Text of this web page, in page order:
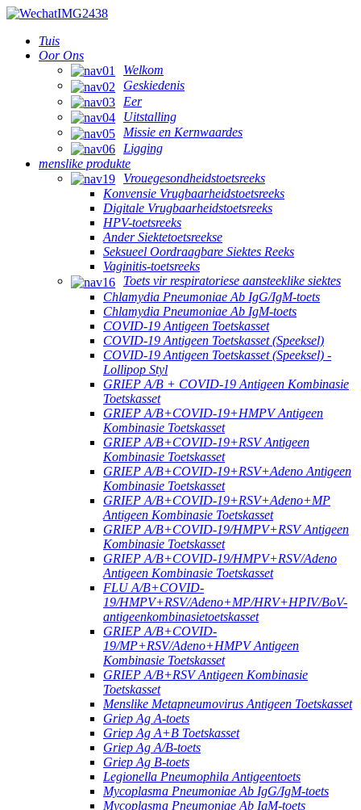
Tuis
Oor Ons
Welkom
Geskiedenis
Eer
Uitstalling
Missie en Kernwaardes
Ligging
menslike produkte
Vrouegesondheidstoetsreeks
Konvensie Vrugbaarheidstoetsreeks
Digitale Vrugbaarheidstoetsreeks
HPV-toetsreeks
Ander Siektetoetsreekse
Seksueel Oordraagbare Siektes Reeks
Vaginitis-toetsreeks
Toets vir respiratoriese aansteeklike siektes
Chlamydia Pneumoniae Ab IgG/IgM-toets
Chlamydia Pneumoniae Ab IgM-toets
COVID-19 Antigeen Toetskasset
COVID-19 Antigeen Toetskasset (Speeksel)
COVID-19 Antigeen Toetskasset (Speeksel) -
Lollipop Styl
GRIEP A/B + COVID-19 Antigeen Kombinasie
Toetskasset
GRIEP A/B+COVID-19+HMPV Antigeen
Kombinasie Toetskasset
GRIEP A/B+COVID-19+RSV Antigeen
Kombinasie Toetskasset
GRIEP A/B+COVID-19+RSV+Adeno Antigeen
Kombinasie Toetskasset
GRIEP A/B+COVID-19+RSV+Adeno+MP
Antigeen Kombinasie Toetskasset
GRIEP A/B+COVID-19/HMPV+RSV Antigeen
Kombinasie Toetskasset
GRIEP A/B+COVID-19/HMPV+RSV/Adeno
Antigeen Kombinasie Toetskasset
FLU A/B+COVID-
19/HMPV+RSV/Adeno+MP/HRV+HPIV/BoV-
antigeenkombinasietoetskasset
GRIEP A/B+COVID-
19/MP+RSV/Adeno+HMPV Antigeen
Kombinasie Toetskasset
GRIEP A/B+RSV Antigeen Kombinasie
Toetskasset
Menslike Metapneumovirus Antigeen Toetskasset
Griep Ag A-toets
Griep Ag A+B Toetskasset
Griep Ag A/B-toets
Griep Ag B-toets
Legionella Pneumophila Antigeentoets
Mycoplasma Pneumoniae Ab IgG/IgM-toets
Mycoplasma Pneumoniae Ab IgM-toets